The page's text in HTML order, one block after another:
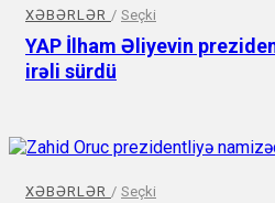
XƏBƏRLƏR / Seçki
YAP İlham Əliyevin
irəli sürdü
XƏBƏRLƏR / Seçki